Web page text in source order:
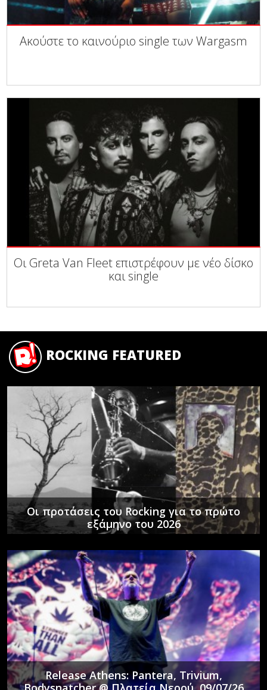
Ακούστε το καινούριο single των Wargasm
Οι Greta Van Fleet επιστρέφουν με νέο δίσκο
και single
ROCKING FEATURED
Οι προτάσεις του Rocking για το πρώτο
εξάμηνο του 2026
Release Athens: Pantera, Trivium,